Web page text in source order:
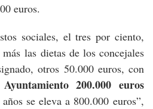
euros.
sociales, el tres por ciento,
las dietas de los concejales
otros 50.000 euros, con
200.000 euros
se eleva a 800.000 euros”,